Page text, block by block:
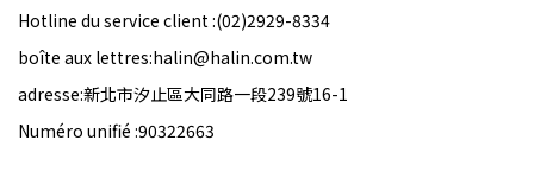
Hotline du service client :(02)2929-8334
boîte aux lettres:halin@halin.com.tw
adresse:新北市汐止區大同路一段239號16-1
Numéro unifié :90322663